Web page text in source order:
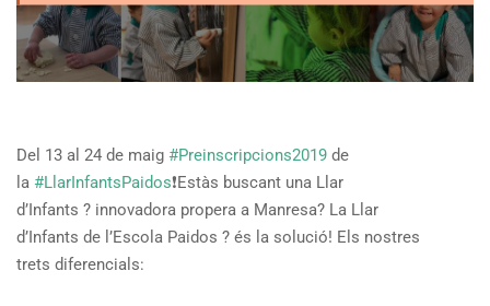
Del 13 al 24 de maig #Preinscripcions2019 de
la #LlarInfantsPaidos❗️Estàs buscant una Llar
d’Infants ? innovadora propera a Manresa? La Llar
d’Infants de l’Escola Paidos ? és la solució! Els nostres
trets diferencials: